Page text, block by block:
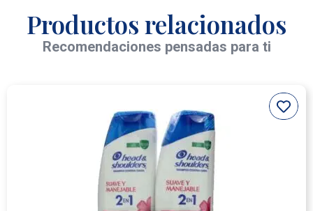
Productos relacionados
Recomendaciones pensadas para ti